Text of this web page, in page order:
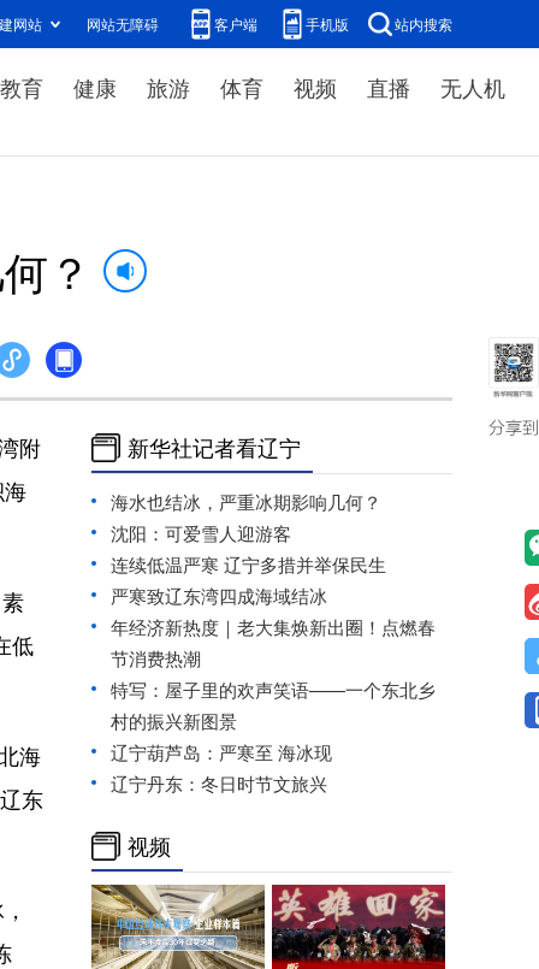
网站 网站无障碍 客户端 手机版 站内搜索
教育 健康 旅游 体育 视频 直播 无人机
？
附
低
海
东
新华社记者看辽宁
海水也结冰，严重冰期影响几何？
沈阳：可爱雪人迎游客
连续低温严寒 辽宁多措并举保民生
严寒致辽东湾四成海域结冰
年经济新热度｜老大集焕新出圈！点燃春
节消费热潮
特写：屋子里的欢声笑语——一个东北乡
村的振兴新图景
辽宁葫芦岛：严寒至 海冰现
辽宁丹东：冬日时节文旅兴
视频